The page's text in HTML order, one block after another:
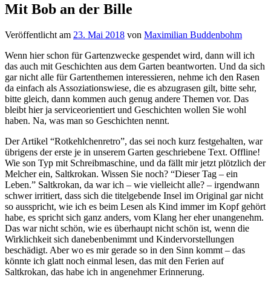
Mit Bob an der Bille
Veröffentlicht am 23. Mai 2018 von Maximilian Buddenbohm
Wenn hier schon für Gartenzwecke gespendet wird, dann will ich
das auch mit Geschichten aus dem Garten beantworten. Und da sich
gar nicht alle für Gartenthemen interessieren, nehme ich den Rasen
da einfach als Assoziationswiese, die es abzugrasen gilt, bitte sehr,
bitte gleich, dann kommen auch genug andere Themen vor. Das
bleibt hier ja serviceorientiert und Geschichten wollen Sie wohl
haben. Na, was man so Geschichten nennt.
Der Artikel “Rotkehlchenretro”, das sei noch kurz festgehalten, war
übrigens der erste je in unserem Garten geschriebene Text. Offline!
Wie son Typ mit Schreibmaschine, und da fällt mir jetzt plötzlich der
Melcher ein, Saltkrokan. Wissen Sie noch? “Dieser Tag – ein
Leben.” Saltkrokan, da war ich – wie vielleicht alle? – irgendwann
schwer irritiert, dass sich die titelgebende Insel im Original gar nicht
so ausspricht, wie ich es beim Lesen als Kind immer im Kopf gehört
habe, es spricht sich ganz anders, vom Klang her eher unangenehm.
Das war nicht schön, wie es überhaupt nicht schön ist, wenn die
Wirklichkeit sich danebenbenimmt und Kindervorstellungen
beschädigt. Aber wo es mir gerade so in den Sinn kommt – das
könnte ich glatt noch einmal lesen, das mit den Ferien auf
Saltkrokan, das habe ich in angenehmer Erinnerung.